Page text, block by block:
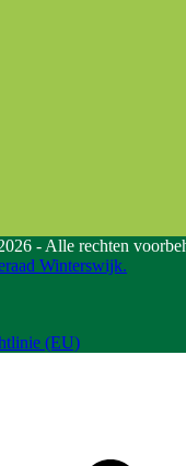
- Alle rechten
Winterswijk.
(EU)